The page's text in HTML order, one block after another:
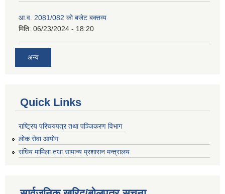
आ.व. 2081/082 को बजेट बक्तव्य
मिति: 06/23/2024 - 18:20
अन्य
Quick Links
राष्ट्रिय परिचयपत्र तथा पञ्जिकरण विभाग
लोक सेवा आयोग
संघिय मामिला तथा सामान्य प्रशासन मन्त्रालय